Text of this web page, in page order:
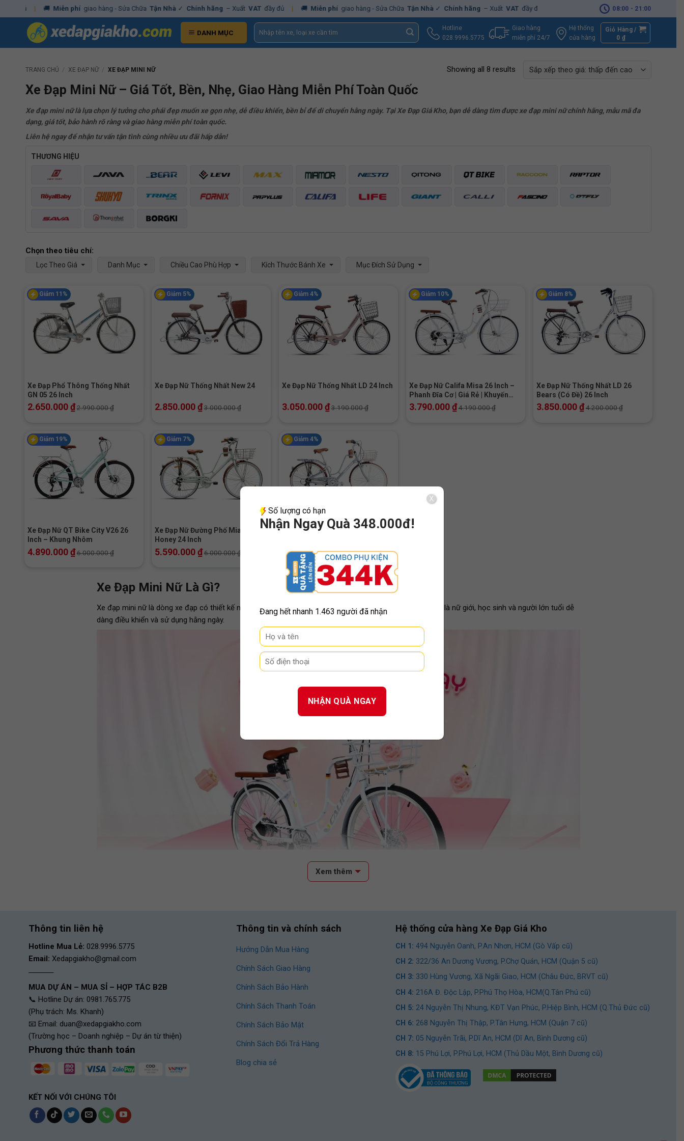
to
🚚 Miễn phí giao hàng - Sửa Chữa Tận Nhà ✓ Chính hãng – Xuất VAT đầy đủ | 🚚 Miễn phí giao hàng - Sửa Chữa Tận Nhà ✓ Chính hãng – Xuất VAT đầy đủ | giao hàng - Sửa Chữa Tận Nhà
08:00 - 21:00
DANH MỤC
Tìm
kiếm:
Hotline
028.9996.5775
Giao hàng
miễn phí 24/7
Hệ thống
cửa hàng
Giỏ Hàng /
0 ₫
TRANG CHỦ / XE ĐẠP NỮ / XE ĐẠP MINI NỮ Showing all 8 results
Xe Đạp Mini Nữ – Giá Tốt, Bền, Nhẹ, Giao Hàng Miễn Phí Toàn Quốc
Xe đạp mini nữ là lựa chọn lý tưởng cho phái đẹp muốn xe gọn nhẹ, dễ điều khiển, bền bỉ để di chuyển hằng ngày. Tại Xe Đạp Giá Kho, bạn dễ dàng tìm được xe đạp mini nữ chính hãng, mẫu mã đa
dạng, giá tốt, bảo hành rõ ràng và giao hàng miễn phí toàn quốc.
Liên hệ ngay để nhận tư vấn tận tình cùng nhiều ưu đãi hấp dẫn!
THƯƠNG HIỆU
Lọc Theo Giá Danh Mục Chiều Cao Phù Hợp Kích Thước Bánh Xe Mục Đích Sử Dụng
Giảm 11%
Xe Đạp Phổ Thông Thống Nhất
GN 05 26 Inch
2.650.000₫2.990.000₫
Giảm 5%
Xe Đạp Nữ Thống Nhất New 24
2.850.000₫3.000.000₫
Giảm 4%
Xe Đạp Nữ Thống Nhất LD 24 Inch
3.050.000₫3.190.000₫
Giảm 10%
Xe Đạp Nữ Califa Misa 26 Inch –
Phanh Đĩa Cơ | Giá Rẻ | Khuyến
Mãi Hot
3.790.000₫4.190.000₫
Giảm 8%
Xe Đạp Nữ Thống Nhất LD 26
Bears (Có Đề) 26 Inch
3.850.000₫4.200.000₫
Giảm 19%
Xe Đạp Nữ QT Bike City V26 26
Inch – Khung Nhôm
4.890.000₫6.000.000₫
Giảm 7%
Xe Đạp Nữ Đường Phố Miamor
Honey 24 Inch
5.590.000₫6.000.000₫
Giảm 4%
Xe Đạp Nữ Đường Phố Miamor
5.790.000₫6.000.000₫
Xe Đạp Mini Nữ Là Gì?
Xe đạp mini nữ là dòng xe đạp có thiết kế nhỏ gọn, trọng lượng nhẹ và khung thấp giúp người dùng, nhất là nữ giới, học sinh và người lớn tuổi dễ
dàng điều khiển và sử dụng hằng ngày.
Xe đạp mini nữ có đa dạng kiểu dáng, phù hợp để làm quà tặng ý nghĩa
Xe thường sở hữu bánh 24 – 26 inch, có sẵn giỏ trước, baga sau, kiểu dáng thanh lịch, phù hợp để chạy phố hoặc di chuyển trong khoảng cách
ngắn. Khác với xe đạp thể thao hoặc xe đạp địa hình, xe đạp mini nữ:
Phù hợp cho nhu cầu đi học, đi chợ, tập thể dục nhẹ nhàng hay đi trong khu dân cư
Thiết kế đơn giản, chất lượng bền bỉ
Giá thành tốt, dễ dàng bảo dưỡng, phù hợp với nhiều đối tượng
Xe đạp mini cho nữ được thiết kế tối ưu dành riêng cho phái đẹp, dưới đây là những đặc điểm nổi bật tạo nên sức hút của dòng xe đạp mini nữ
trên thị trường hiện nay.
Xem thêm
Thông tin liên hệ
Hotline Mua Lẻ: 028.9996.5775
Email: Xedapgiakho@gmail.com
MUA DỰ ÁN – MUA SỈ – HỢP TÁC B2B
📞 Hotline Dự án: 0981.765.775
(Phụ trách: Ms. Khanh)
📧 Email: duan@xedapgiakho.com
(Trường học – Doanh nghiệp – Dự án từ thiện)
Phương thức thanh toán
KẾT NỐI VỚI CHÚNG TÔI
Thông tin và chính sách
Hướng Dẫn Mua Hàng
Chính Sách Giao Hàng
Chính Sách Bảo Hành
Chính Sách Thanh Toán
Chính Sách Bảo Mật
Chính Sách Đổi Trả Hàng
Blog chia sẻ
Hệ thống cửa hàng Xe Đạp Giá Kho
CH 1: 494 Nguyễn Oanh, P.An Nhơn, HCM (Gò Vấp cũ)
CH 2: 322/36 An Dương Vương, P.Chợ Quán, HCM (Quận 5 cũ)
CH 3: 330 Hùng Vương, Xã Ngãi Giao, HCM (Châu Đức, BRVT cũ)
CH 4: 216A Đ. Độc Lập, P.Phú Thọ Hòa, HCM(Q.Tân Phú cũ)
CH 5: 24 Nguyễn Thị Nhung, KĐT Vạn Phúc, P.Hiệp Bình, HCM (Q.Thủ Đức cũ)
CH 6: 268 Nguyễn Thị Thập, P.Tân Hưng, HCM (Quận 7 cũ)
CH 7: 05 Nguyễn Trãi, P.Dĩ An, HCM (Dĩ An, Bình Dương cũ)
CH 8: 15 Phú Lợi, P.Phú Lợi, HCM (Thủ Dầu Một, Bình Dương cũ)
Số lượng có hạn
Nhận Ngay Quà 348.000đ!
Đang hết nhanh 1.463 người đã nhận
X